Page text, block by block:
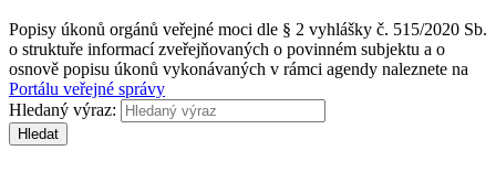
Popisy úkonů orgánů veřejné moci dle § 2 vyhlášky č. 515/2020 Sb.
o struktuře informací zveřejňovaných o povinném subjektu a o
osnově popisu úkonů vykonávaných v rámci agendy naleznete na
Portálu veřejné správy
Hledaný výraz:
Hledat